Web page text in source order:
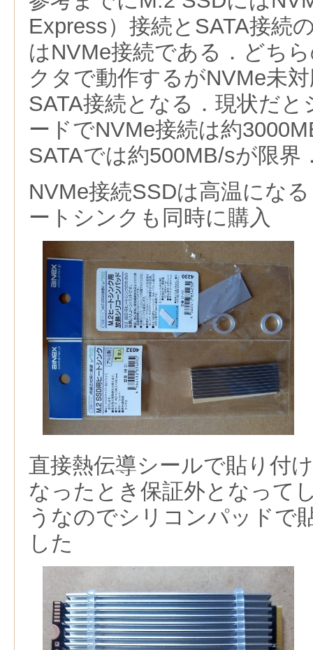
Express） 接続とSATA接続
はNVMe接続である．どち
クタで動作するがNVMe未
SATA接続となる．現状だ
ードでNVMe接続は約
SATAでは約500MB/sが限界
NVMe接続SSDは高温にな
ートシンクも同時に購入
直接熱伝導シールで貼り付
なったとき保証外となって
うなのでシリコンパッドで
した